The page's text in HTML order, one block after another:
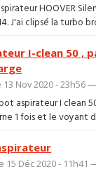
HOOVER
J'ai clipsé la turbo
I-clean 50 ,
13 Nov 2020 - 23h56
aspirateur I clean
1 fois et le voyant
15 Déc 2020 - 11h41